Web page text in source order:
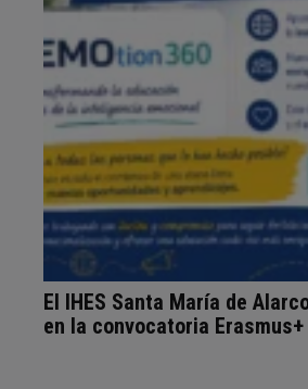
El IHES Santa María de
en la convocatoria Erasmus+